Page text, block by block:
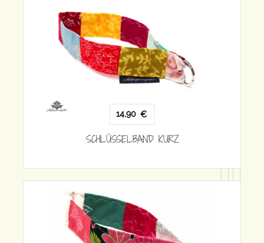
14,90
SCHLÜSSELBAND KURZ